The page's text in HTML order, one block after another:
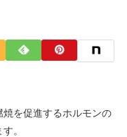
を促進するホルモンの
。